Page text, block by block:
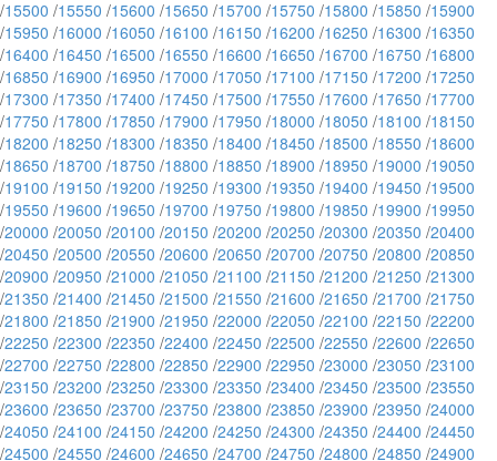
/15500 /15550 /15600 /15650 /15700 /15750 /15800 /15850 /15900
/15950 /16000 /16050 /16100 /16150 /16200 /16250 /16300 /16350
/16400 /16450 /16500 /16550 /16600 /16650 /16700 /16750 /16800
/16850 /16900 /16950 /17000 /17050 /17100 /17150 /17200 /17250
/17300 /17350 /17400 /17450 /17500 /17550 /17600 /17650 /17700
/17750 /17800 /17850 /17900 /17950 /18000 /18050 /18100 /18150
/18200 /18250 /18300 /18350 /18400 /18450 /18500 /18550 /18600
/18650 /18700 /18750 /18800 /18850 /18900 /18950 /19000 /19050
/19100 /19150 /19200 /19250 /19300 /19350 /19400 /19450 /19500
/19550 /19600 /19650 /19700 /19750 /19800 /19850 /19900 /19950
/20000 /20050 /20100 /20150 /20200 /20250 /20300 /20350 /20400
/20450 /20500 /20550 /20600 /20650 /20700 /20750 /20800 /20850
/20900 /20950 /21000 /21050 /21100 /21150 /21200 /21250 /21300
/21350 /21400 /21450 /21500 /21550 /21600 /21650 /21700 /21750
/21800 /21850 /21900 /21950 /22000 /22050 /22100 /22150 /22200
/22250 /22300 /22350 /22400 /22450 /22500 /22550 /22600 /22650
/22700 /22750 /22800 /22850 /22900 /22950 /23000 /23050 /23100
/23150 /23200 /23250 /23300 /23350 /23400 /23450 /23500 /23550
/23600 /23650 /23700 /23750 /23800 /23850 /23900 /23950 /24000
/24050 /24100 /24150 /24200 /24250 /24300 /24350 /24400 /24450
/24500 /24550 /24600 /24650 /24700 /24750 /24800 /24850 /24900